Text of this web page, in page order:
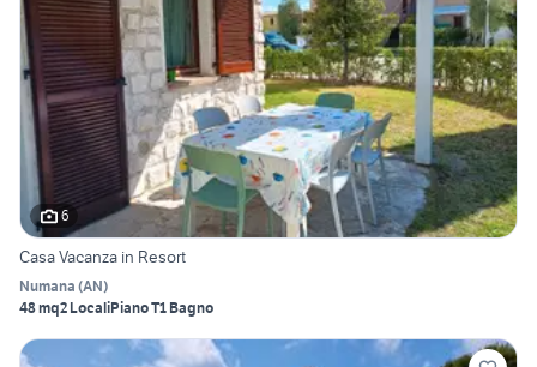
6
Casa Vacanza in Resort
Numana (AN)
48 mq2 LocaliPiano T1 Bagno